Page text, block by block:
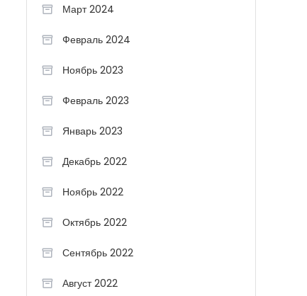
Март 2024
Февраль 2024
Ноябрь 2023
Февраль 2023
Январь 2023
Декабрь 2022
Ноябрь 2022
Октябрь 2022
Сентябрь 2022
Август 2022